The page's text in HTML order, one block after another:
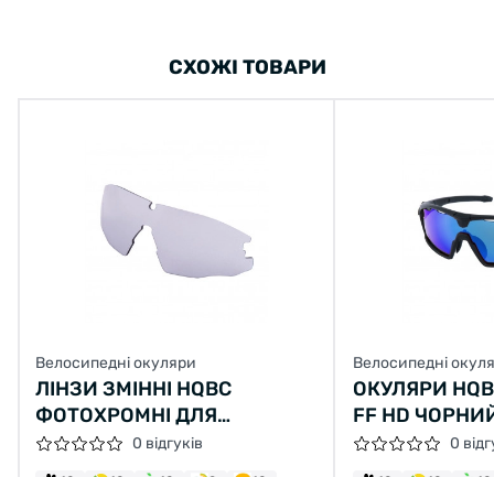
СХОЖІ ТОВАРИ
Велосипедні окуляри
ЛІНЗИ ЗМІННІ HQBC
ФОТОХРОМНІ ДЛЯ
ОКУЛЯРІВ QERT PLUS
0 відгуків
Велосипедні
ОКУЛЯРИ
FF HD
МАТОВАНИЙ
0